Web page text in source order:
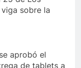
sobre la
aprobó el
de tablets a